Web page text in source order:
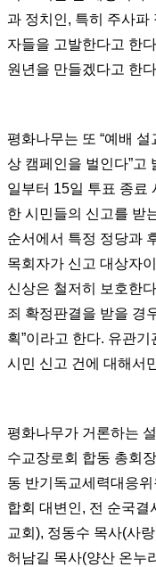
과 정치인, 특히 주사파
자들을 고발한다고 한
원년을 만들겠다고 한
평화나무는 또 “예배
상 캠페인을 벌인다”고
일부터 15일 투표 종료
한 시민들의 신고를 받
순서에서 특정 정당과
목회자가 신고 대상자
신상은 철저히 보호한
죄 확정판결을 받을 경
획”이라고 한다. 유관
시민 신고 건에 대해서
평화나무가 거론하는
수교장로회 합동 총회
동 반기독교세력대응
합회 대변인, 전 순국결
교회), 정동수 목사(사
허남길 목사(양산 온누